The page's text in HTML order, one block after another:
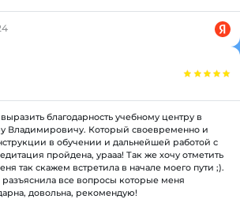
благодарность учебному центру в
Владимировичу. Который своевременно и
в обучении и дальнейшей работой с
пройдена, урааа! Так же хочу отметить
так скажем встретила в начале моего пути ;).
разъяснила все вопросы которые меня
довольна, рекомендую!